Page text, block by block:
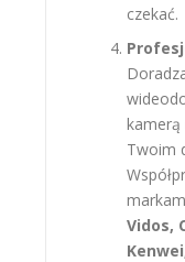
czekać.
kamerą
Twoim
Vidos,